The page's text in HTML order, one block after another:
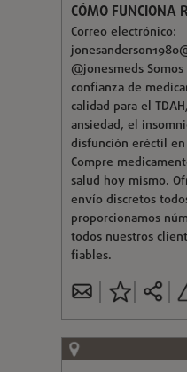
CÓMO FUNCIONA
Correo electrónico:
@jonesmeds
confianza de
calidad para el
ansiedad, el
disfunción eréctil en
Compre
salud hoy mismo.
envío discretos
proporcionamos
todos nuestros
fiables.